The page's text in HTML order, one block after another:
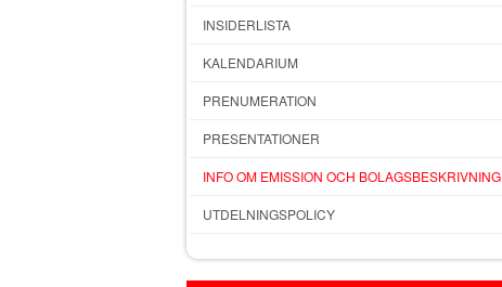
INSIDERLISTA
KALENDARIUM
PRENUMERATION
PRESENTATIONER
INFO OM EMISSION OCH BOLAGSBESKRIVNING
UTDELNINGSPOLICY